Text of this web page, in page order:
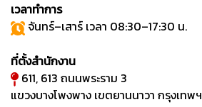
เวลาทำการ
จันทร์–เสาร์ เวลา 08:30–17:30 น.
ที่ตั้งสำนักงาน
611, 613 ถนนพระราม 3
แขวงบางโพงพาง เขตยานนาวา กรุงเทพฯ